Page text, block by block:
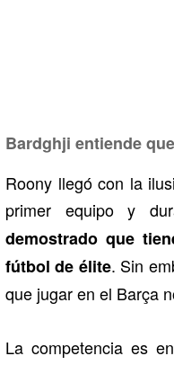
Bardghji entiende
Roony llegó con la
primer equipo y
demostrado que
fútbol de élite. Sin
que jugar en el Barça
La competencia es